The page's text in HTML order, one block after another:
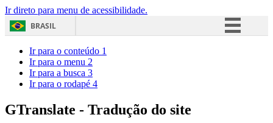
Ir direto para menu de acessibilidade.
BRASIL
Acesso à informação
Ir para o conteúdo 1
Ir para o menu 2
Ir para a busca 3
Ir para o rodapé 4
GTranslate - Tradução do site